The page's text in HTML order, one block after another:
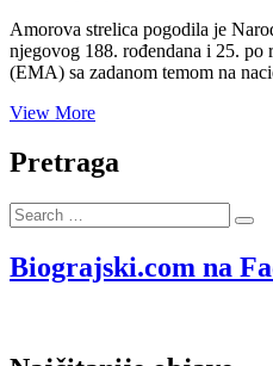
Amorova strelica pogodila je
njegovog 188. rođendana i 25. po
(EMA) sa zadanom temom na
View MoreVIDEO:
sove“
iz
na
natječaju
Pretraga
Search
…
Biograjski.com na